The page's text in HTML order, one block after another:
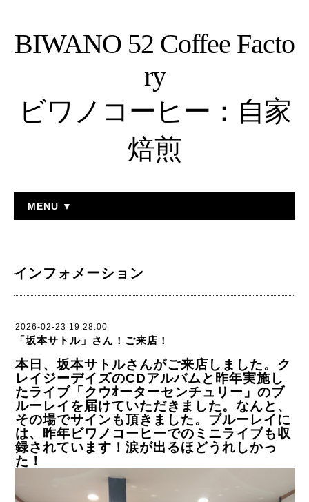
BIWANO 52 Coffee Facto
ry
ビワノコーヒー：自家
焙煎
MENU ▼
インフォメーション
2026-02-23 19:28:00
「坂本サトル」さん！ご来店！
本日、坂本サトルさんがご来店しました。ク
レイジーデイズのCDアルバムと昨年実施し
たライブ「クウｵーターセンチュリー」のブ
ルーレイを届けていただきました。なんと、
その場でサインも頂きました。ブルーレイに
は、昨年ビワノコーヒーでのミニライブも収
録されています！涙が出るほどうれしかっ
た！